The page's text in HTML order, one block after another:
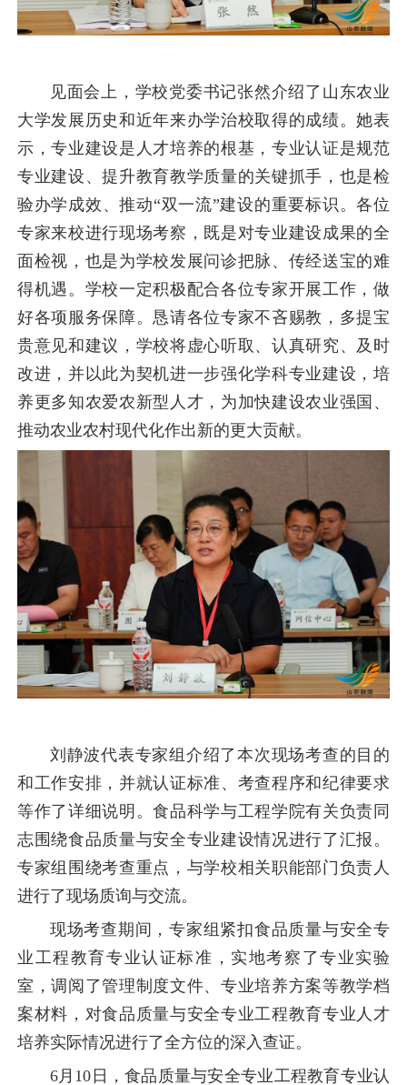
见面会上，学校党委书记张然介绍了山东农业
大学发展历史和近年来办学治校取得的成绩。她表
示，专业建设是人才培养的根基，专业认证是规范
专业建设、提升教育教学质量的关键抓手，也是检
验办学成效、推动“双一流”建设的重要标识。各位
专家来校进行现场考察，既是对专业建设成果的全
面检视，也是为学校发展问诊把脉、传经送宝的难
得机遇。学校一定积极配合各位专家开展工作，做
好各项服务保障。恳请各位专家不吝赐教，多提宝
贵意见和建议，学校将虚心听取、认真研究、及时
改进，并以此为契机进一步强化学科专业建设，培
养更多知农爱农新型人才，为加快建设农业强国、
推动农业农村现代化作出新的更大贡献。
刘静波代表专家组介绍了本次现场考查的目的
和工作安排，并就认证标准、考查程序和纪律要求
等作了详细说明。食品科学与工程学院有关负责同
志围绕食品质量与安全专业建设情况进行了汇报。
专家组围绕考查重点，与学校相关职能部门负责人
进行了现场质询与交流。
现场考查期间，专家组紧扣食品质量与安全专
业工程教育专业认证标准，实地考察了专业实验
室，调阅了管理制度文件、专业培养方案等教学档
案材料，对食品质量与安全专业工程教育专业人才
培养实际情况进行了全方位的深入查证。
6月10日，食品质量与安全专业工程教育专业认